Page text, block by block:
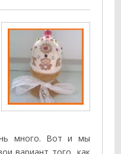
много. Вот и мы